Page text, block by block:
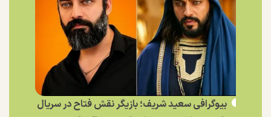
بیوگرافی سعید شریف؛ بازیگر نقش فتاح در سریال